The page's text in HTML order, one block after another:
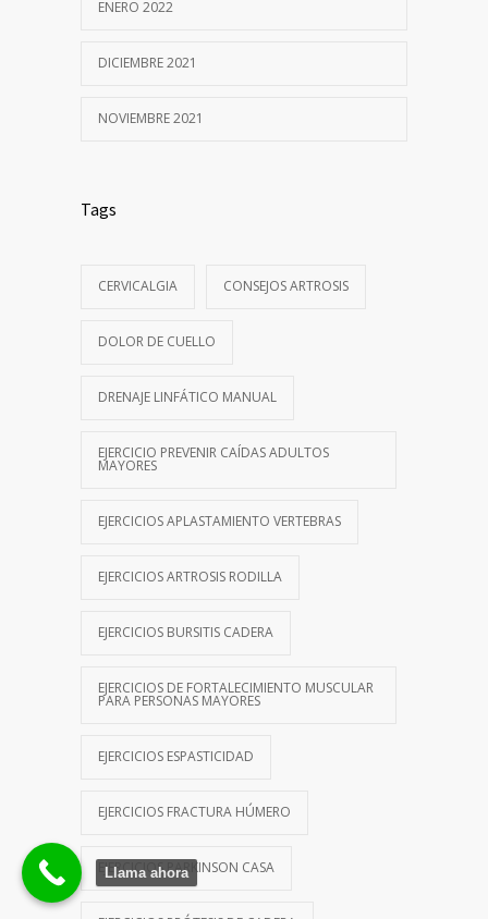
ENERO 2022
DICIEMBRE 2021
NOVIEMBRE 2021
Tags
CERVICALGIA CONSEJOS ARTROSIS
DOLOR DE CUELLO
DRENAJE LINFÁTICO MANUAL
EJERCICIO PREVENIR CAÍDAS ADULTOS
MAYORES
EJERCICIOS APLASTAMIENTO VERTEBRAS
EJERCICIOS ARTROSIS RODILLA
EJERCICIOS BURSITIS CADERA
EJERCICIOS DE FORTALECIMIENTO MUSCULAR
PARA PERSONAS MAYORES
EJERCICIOS ESPASTICIDAD
EJERCICIOS FRACTURA HÚMERO
EJERCICIOS PARKINSON CASA
Llama ahora